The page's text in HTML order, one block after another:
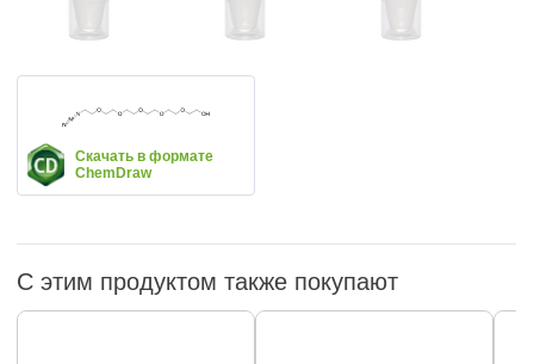
Скачать в формате
ChemDraw
С этим продуктом также покупают